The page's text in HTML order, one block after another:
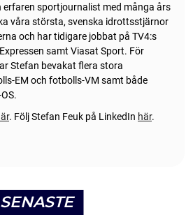
erfaren sportjournalist med många års
våra största, svenska idrottsstjärnor
och har tidigare jobbat på TV4:s
samt Viasat Sport. För
Stefan bevakat flera stora
EM och fotbolls-VM samt både
. Följ Stefan Feuk på LinkedIn här.
SENASTE